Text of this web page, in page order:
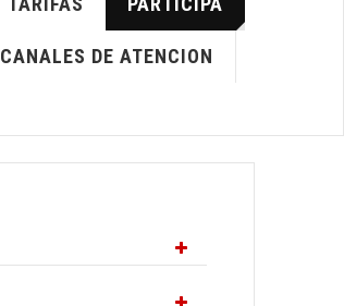
CANALES DE ATENCION